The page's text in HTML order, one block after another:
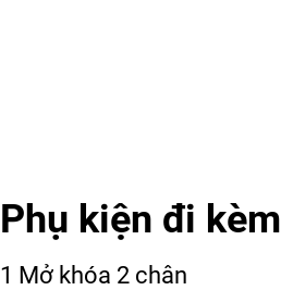
Phụ kiện đi kèm
1 Mở khóa 2 chân